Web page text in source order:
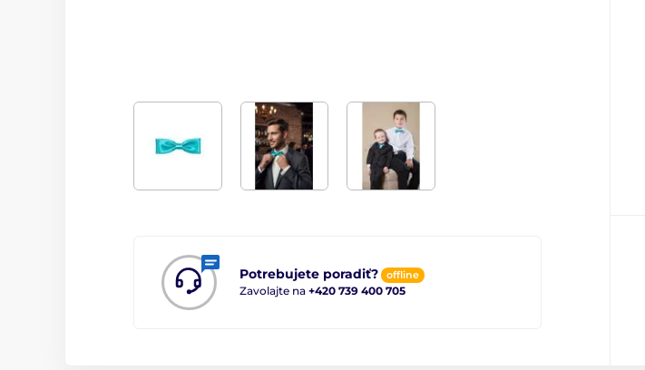
Potrebujete poradiť? offline
Zavolajte na +420 739 400 705